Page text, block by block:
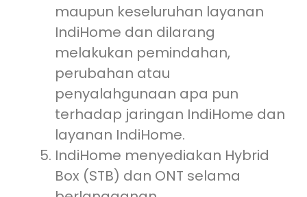
maupun keseluruhan layanan
IndiHome dan dilarang
melakukan pemindahan,
perubahan atau
penyalahgunaan apa pun
terhadap jaringan IndiHome dan
layanan IndiHome.
IndiHome menyediakan Hybrid
Box (STB) dan ONT selama